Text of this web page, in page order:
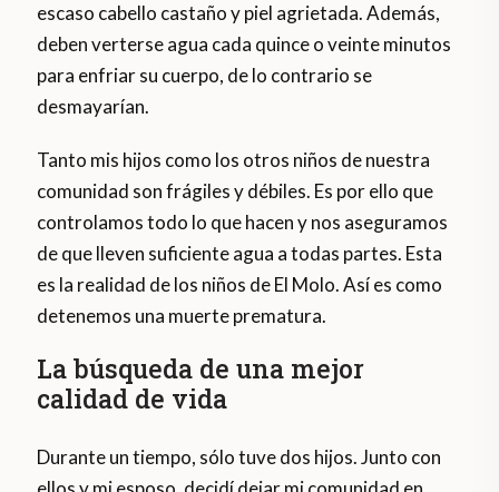
escaso cabello castaño y piel agrietada. Además,
deben verterse agua cada quince o veinte minutos
para enfriar su cuerpo, de lo contrario se
desmayarían.
Tanto mis hijos como los otros niños de nuestra
comunidad son frágiles y débiles. Es por ello que
controlamos todo lo que hacen y nos aseguramos
de que lleven suficiente agua a todas partes. Esta
es la realidad de los niños de El Molo. Así es como
detenemos una muerte prematura.
La búsqueda de una mejor
calidad de vida
Durante un tiempo, sólo tuve dos hijos. Junto con